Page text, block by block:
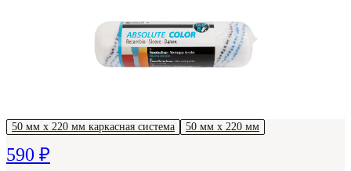
50 мм х 220 мм каркасная система 50 мм х 220 мм
590 ₽